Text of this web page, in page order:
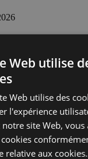
séminaires
18:30
Web utilise
Web utilise des
l'expérience
site Web, vous
relative aux cookies.